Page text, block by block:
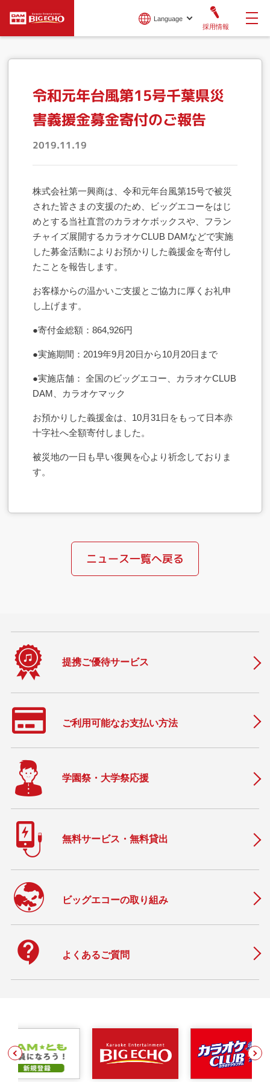
Language
採用情報
令和元年台風第15号千葉県災
害義援金募金寄付のご報告
2019.11.19
株式会社第一興商は、令和元年台風第15号で被災
された皆さまの支援のため、ビッグエコーをはじ
めとする当社直営のカラオケボックスや、フラン
チャイズ展開するカラオケCLUB DAMなどで実施
した募金活動によりお預かりした義援金を寄付し
たことを報告します。
お客様からの温かいご支援とご協力に厚くお礼申
し上げます。
●寄付金総額：864,926円
●実施期間：2019年9月20日から10月20日まで
●実施店舗： 全国のビッグエコー、カラオケCLUB
DAM、カラオケマック
お預かりした義援金は、10月31日をもって日本赤
十字社へ全額寄付しました。
被災地の一日も早い復興を心より祈念しておりま
す。
ニュース一覧へ戻る
提携ご優待サービス
ご利用可能なお支払い方法
学園祭・大学祭応援
無料サービス・無料貸出
ビッグエコーの取り組み
contact_support よくあるご質問